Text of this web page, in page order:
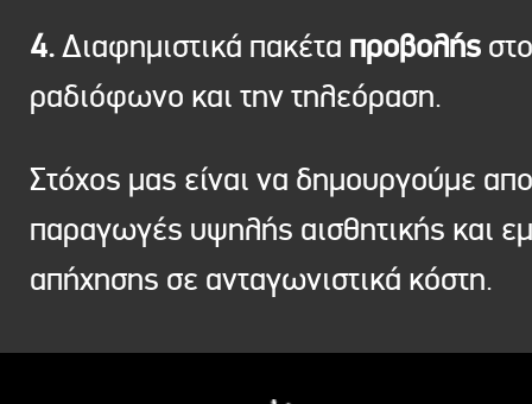
4.Διαφημιστικά πακέτα προβολής στο
ραδιόφωνο και την τηλεόραση.
Στόχος μας είναι να δημουργούμε
παραγωγές υψηλής αισθητικής και
απήχησης σε ανταγωνιστικά κόστη.